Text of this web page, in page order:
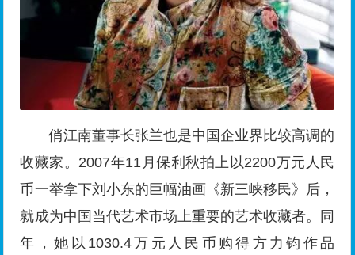
俏江南董事长张兰也是中国企业界比较高调的
收藏家。2007年11月保利秋拍上以2200万元人民
币一举拿下刘小东的巨幅油画《新三峡移民》后，
就成为中国当代艺术市场上重要的艺术收藏者。同
年，她以1030.4万元人民币购得方力钧作品